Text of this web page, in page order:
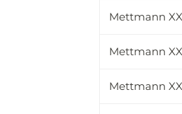
Mettmann
Mettmann
Mettmann